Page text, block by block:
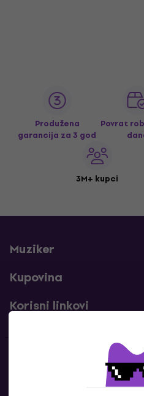
Produžena
garancija za 3 god
Povrat
3M+ kupci
Muziker
Kupovina
Korisni linkovi